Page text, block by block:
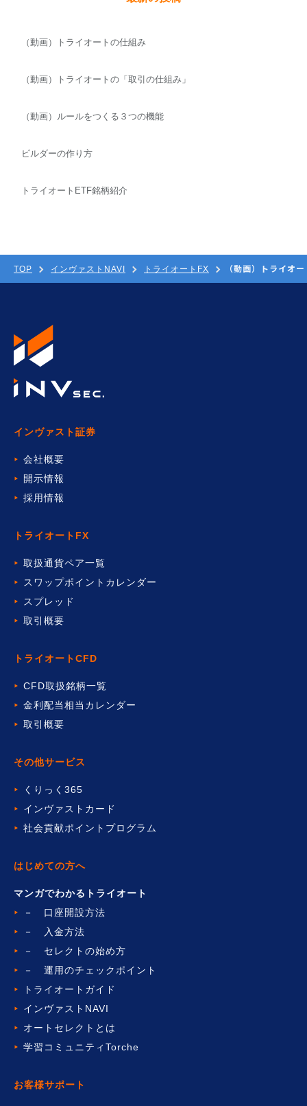
（動画）トライオートの仕組み
（動画）トライオートの「取引の仕組み」
（動画）ルールをつくる３つの機能
ビルダーの作り方
トライオートETF銘柄紹介
TOP インヴァストNAVI トライオートFX （動画）トライオ
インヴァスト証券
会社概要
開示情報
採用情報
その他サービス
くりっく365
インヴァストカード
社会貢献ポイントプログラム
トライオートFX
取扱通貨ペア一覧
スワップポイントカレンダー
スプレッド
取引概要
はじめての方へ
マンガでわかるトライオート
－ 口座開設方法
－ 入金方法
－ セレクトの始め方
－ 運用のチェックポイント
トライオートガイド
インヴァストNAVI
オートセレクトとは
学習コミュニティTorche
トライオートCFD
CFD取扱銘柄一覧
金利配当相当カレンダー
取引概要
お客様サポート